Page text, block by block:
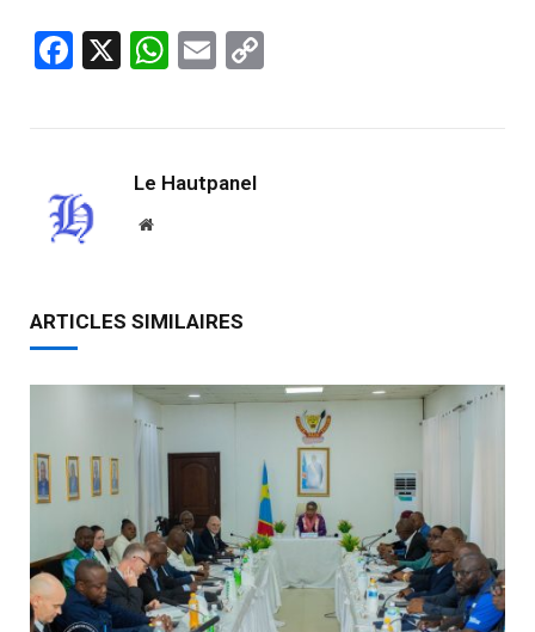
Facebook
X WhatsApp
Email
Le Hautpanel
Website
ARTICLES SIMILAIRES